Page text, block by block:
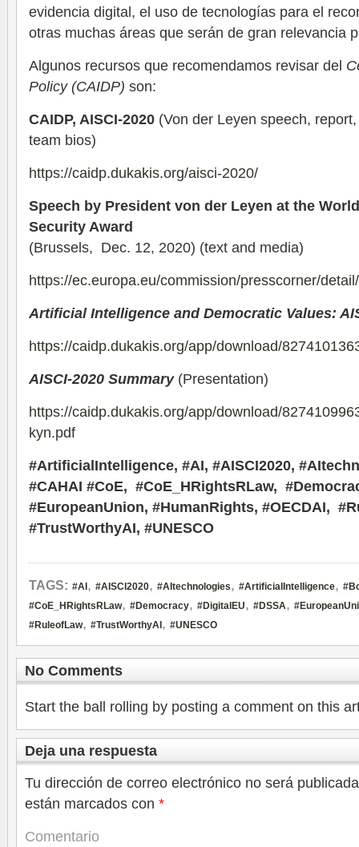
evidencia digital, el uso de tecnologías para el
otras muchas áreas que serán de gran relevancia
Algunos recursos que recomendamos revisar del
Policy (CAIDP) son:
CAIDP, AISCI-2020 (Von der Leyen speech,
team bios)
https://caidp.dukakis.org/aisci-2020/
Speech by President von der Leyen at the
Security Award
(Brussels, Dec. 12, 2020) (text and media)
https://ec.europa.eu/commission/presscorner/
Artificial Intelligence and Democratic Values:
https://caidp.dukakis.org/app/download/
AISCI-2020 Summary (Presentation)
https://caidp.dukakis.org/app/download/
kyn.pdf
#ArtificialIntelligence, #AI, #AISCI2020,
#CAHAI #CoE, #CoE_HRightsRLaw,
#EuropeanUnion, #HumanRights, #OECDAI,
#TrustWorthyAI, #UNESCO
TAGS: #AI , #AISCI2020, #AItechnologies, #ArtificialIntelligence,
#CoE_HRightsRLaw, #Democracy, #DigitalEU, #DSSA,
#RuleofLaw, #TrustWorthyAI , #UNESCO
No Comments
Start the ball rolling by posting a comment on this
Deja una respuesta
Tu dirección de correo electrónico no será
están marcados con *
Comentario